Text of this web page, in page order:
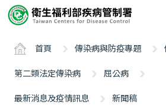
要
ALT+C
首頁 傳染病與防疫專題
第二類法定傳染病
屈公病
最新消息及疫情訊息
新聞稿